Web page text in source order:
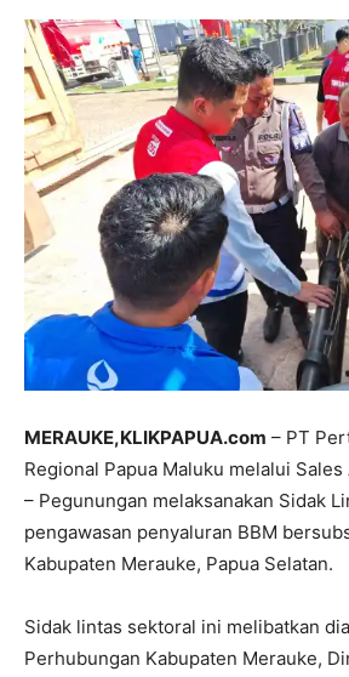
MERAUKE,KLIKPAPUA.com – PT
Regional Papua Maluku melalui Sales
– Pegunungan melaksanakan Sidak
pengawasan penyaluran BBM
Kabupaten Merauke, Papua Selatan.
Sidak lintas sektoral ini melibatkan
Perhubungan Kabupaten Merauke,